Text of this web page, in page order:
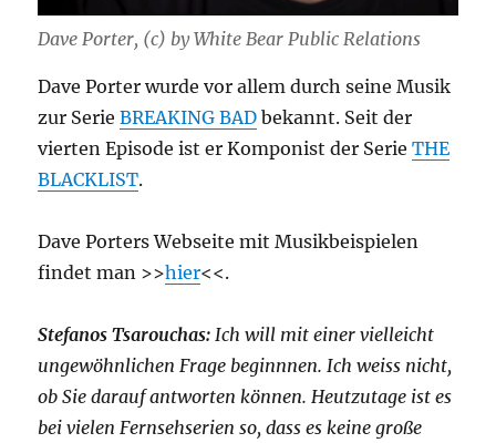
Dave Porter, (c) by White Bear Public Relations
Dave Porter wurde vor allem durch seine Musik
zur SerieBREAKING BAD bekannt. Seit der
vierten Episode ist er Komponist der SerieTHE
BLACKLIST.
Dave Porters Webseite mit Musikbeispielen
findet man >>hier<<.
Stefanos Tsarouchas: Ich will mit einer vielleicht
ungewöhnlichen Frage beginnnen. Ich weiss nicht,
ob Sie darauf antworten können. Heutzutage ist es
bei vielen Fernsehserien so, dass es keine große